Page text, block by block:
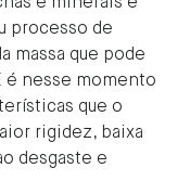
e minerais e
processo de
massa que pode
é nesse momento
que o
rigidez, baixa
desgaste e